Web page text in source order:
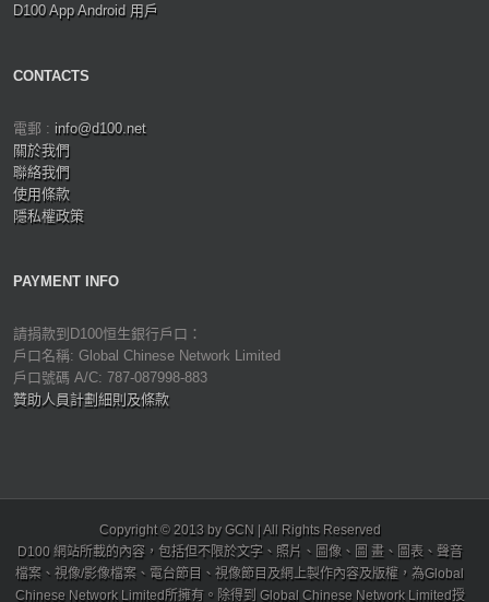
D100 App Android 用戶
CONTACTS
電郵 : info@d100.net
關於我們
聯絡我們
使用條款
隱私權政策
PAYMENT INFO
請捐款到D100恒生銀行戶口：
戶口名稱: Global Chinese Network Limited
戶口號碼 A/C: 787-087998-883
贊助人員計劃細則及條款
Copyright © 2013 by GCN | All Rights Reserved
D100 網站所載的內容，包括但不限於文字、照片、圖像、圖 畫、圖表、聲音
檔案、視像/影像檔案、電台節目、視像節目及網上製作內容及版權，為Global
Chinese Network Limited所擁有。除得到 Global Chinese Network Limited授